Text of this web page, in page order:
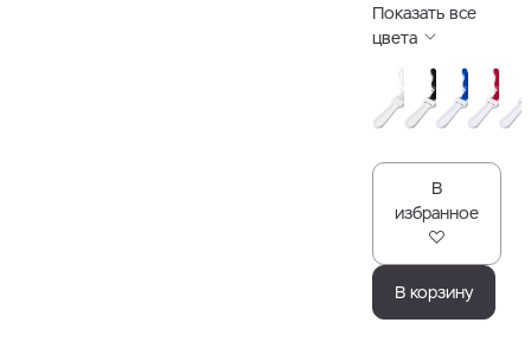
Показать все
цвета
В
избранное
В корзину